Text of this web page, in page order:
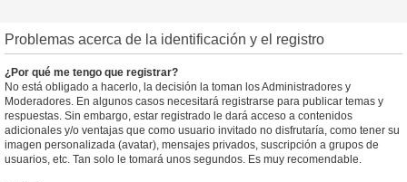
Problemas acerca de la identificación y el registro
¿Por qué me tengo que registrar?
No está obligado a hacerlo, la decisión la toman los Administradores y
Moderadores. En algunos casos necesitará registrarse para publicar temas y
respuestas. Sin embargo, estar registrado le dará acceso a contenidos
adicionales y/o ventajas que como usuario invitado no disfrutaría, como tener su
imagen personalizada (avatar), mensajes privados, suscripción a grupos de
usuarios, etc. Tan solo le tomará unos segundos. Es muy recomendable.